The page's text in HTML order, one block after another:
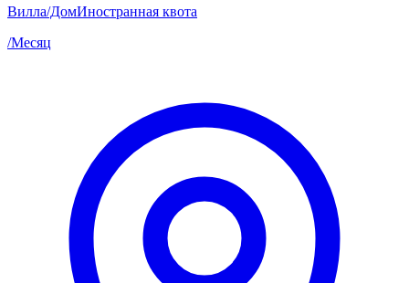
Вилла/ДомИностранная квота
/Месяц